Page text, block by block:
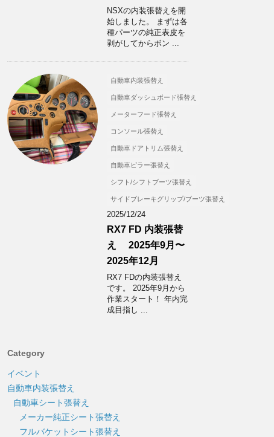
NSXの内装張替えを開
始しました。 まずは各
種パーツの純正表皮を
剥がしてからボン ...
自動車内装張替え
自動車ダッシュボード張替え
メーターフード張替え
コンソール張替え
自動車ドアトリム張替え
自動車ピラー張替え
シフト/シフトブーツ張替え
サイドブレーキグリップ/ブーツ張替え
2025/12/24
RX7 FD 内装張替
え 2025年9月〜
2025年12月
RX7 FDの内装張替え
です。 2025年9月から
作業スタート！ 年内完
成目指し ...
Category
イベント
自動車内装張替え
自動車シート張替え
メーカー純正シート張替え
フルバケットシート張替え